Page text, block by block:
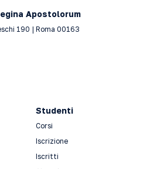
Apostolorum
190 | Roma 00163
Studenti
Corsi
Iscrizione
Iscritti